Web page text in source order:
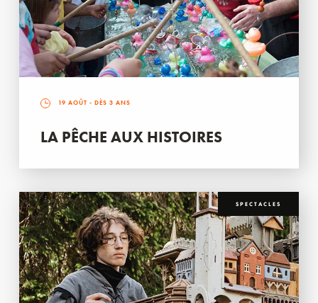
19 AOÛT - DÈS 3 ANS
LA PÊCHE AUX HISTOIRES
SPECTACLES